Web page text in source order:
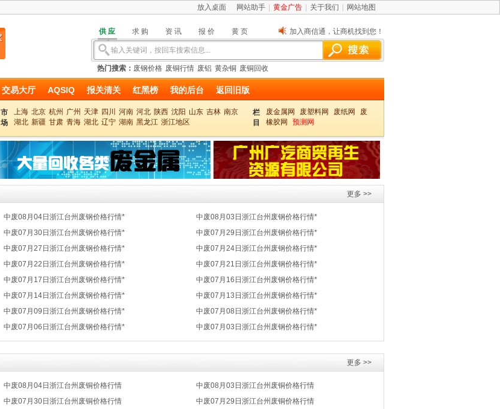
放入桌面 网站助手 黄金广告 关于我们 网站地图
供应 求购 资讯 报价 黄页 加入商信通，让商机找到您！
热门搜索： 废钢价格 废铜行情 废铝 黄杂铜 废铜回收
交易大厅 AQSIQ 报关清关 红黑榜 我的后台 返回旧版
市
场
上海 北京 杭州 广州 天津 四川 河南 河北 陕西 沈阳 山东 吉林 南京
湖北 新疆 甘肃 青海 湖北 辽宁 湖南 黑龙江 浙江地区
栏
目
废金属网 废塑料网 废纸网
废
橡胶网
预测网
更多 >>
中废08月04日浙江台州废钢价格行情*
中废08月03日浙江台州废钢价格行情*
中废07月30日浙江台州废钢价格行情*
中废07月29日浙江台州废钢价格行情*
中废07月27日浙江台州废钢价格行情*
中废07月24日浙江台州废钢价格行情*
中废07月22日浙江台州废钢价格行情*
中废07月21日浙江台州废钢价格行情*
中废07月17日浙江台州废钢价格行情*
中废07月16日浙江台州废钢价格行情*
中废07月14日浙江台州废钢价格行情*
中废07月13日浙江台州废钢价格行情*
中废07月09日浙江台州废钢价格行情*
中废07月08日浙江台州废钢价格行情*
中废07月06日浙江台州废钢价格行情* 中废07月03日浙江台州废钢价格行情*
更多 >>
中废08月04日浙江台州废铜价格行情
中废08月03日浙江台州废铜价格行情
中废07月30日浙江台州废铜价格行情
中废07月29日浙江台州废铜价格行情